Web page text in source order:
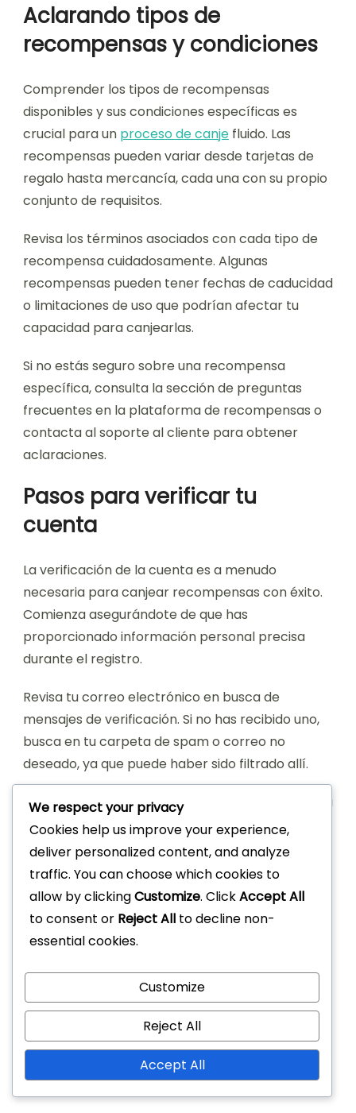
Aclarando tipos de
recompensas y condiciones
Comprender los tipos de recompensas
disponibles y sus condiciones específicas es
crucial para un proceso de canje fluido. Las
recompensas pueden variar desde tarjetas de
regalo hasta mercancía, cada una con su propio
conjunto de requisitos.
Revisa los términos asociados con cada tipo de
recompensa cuidadosamente. Algunas
recompensas pueden tener fechas de caducidad
o limitaciones de uso que podrían afectar tu
capacidad para canjearlas.
Si no estás seguro sobre una recompensa
específica, consulta la sección de preguntas
frecuentes en la plataforma de recompensas o
contacta al soporte al cliente para obtener
aclaraciones.
Pasos para verificar tu
cuenta
La verificación de la cuenta es a menudo
necesaria para canjear recompensas con éxito.
Comienza asegurándote de que has
proporcionado información personal precisa
durante el registro.
Revisa tu correo electrónico en busca de
mensajes de verificación. Si no has recibido uno,
busca en tu carpeta de spam o correo no
deseado, ya que puede haber sido filtrado allí.
Si necesitas verificar tu identidad, prepárate para
enviar documentos de identificación según sea
necesario. Sigue las instrucciones
proporcionadas por la plataforma
cuidadosamente para evitar retrasos.
Asegúrate de que tu información personal
sea precisa.
Revisa tu correo electrónico en busca de
mensajes de verificación.
Mira en las carpetas de spam o correo no
deseado si no lo encuentras.
Envía los documentos de identificación
requeridos si se solicita.
We respect your privacy
Cookies help us improve your experience,
deliver personalized content, and analyze
traffic. You can choose which cookies to
allow by clickingCustomize. ClickAccept All
to consent or Reject All to decline non-
essential cookies.
Customize
Reject All
Accept All